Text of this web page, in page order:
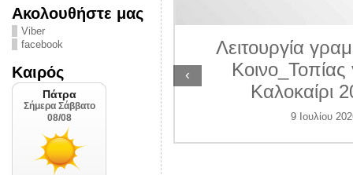
Ακολουθήστε μας
Viber
facebook
Καιρός
2026
Λειτουργία
Κοινο_Τοπίας
Καλοκαίρι
9 Ιουλίου
‹